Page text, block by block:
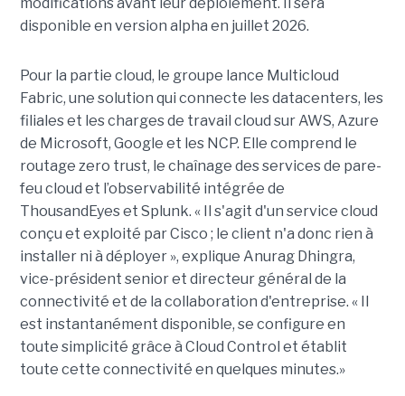
disponible en version alpha en juillet 2026.
Pour la partie cloud, le groupe lance Multicloud
Fabric, une solution qui connecte les datacenters, les
filiales et les charges de travail cloud sur AWS, Azure
de Microsoft, Google et les NCP. Elle comprend le
routage zero trust, le chaînage des services de pare-
feu cloud et l’observabilité intégrée de
ThousandEyes et Splunk. « Il s'agit d'un service cloud
conçu et exploité par Cisco ; le client n'a donc rien à
installer ni à déployer », explique Anurag Dhingra,
vice-président senior et directeur général de la
connectivité et de la collaboration d'entreprise. « Il
est instantanément disponible, se configure en
toute simplicité grâce à Cloud Control et établit
toute cette connectivité en quelques minutes.»